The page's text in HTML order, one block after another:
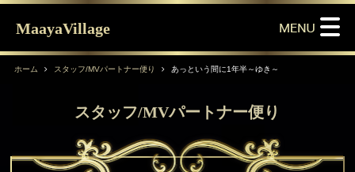
MaayaVillage
ホーム スタッフ/MVパートナー便り あっという間に1年半～ゆき～
スタッフ/MVパートナー便り